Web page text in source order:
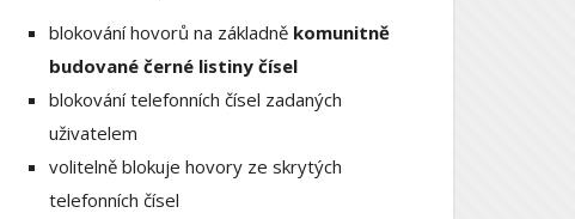
blokování hovorů na základně komunitně
budované černé listiny čísel
blokování telefonních čísel zadaných
uživatelem
volitelně blokuje hovory ze skrytých
telefonních čísel